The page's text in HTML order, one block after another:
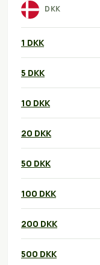
DKK
1 DKK
5 DKK
10 DKK
20 DKK
50 DKK
100 DKK
200 DKK
500 DKK